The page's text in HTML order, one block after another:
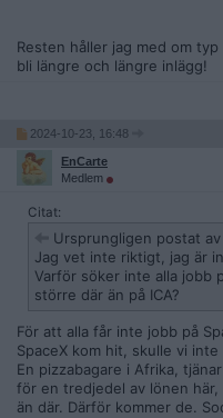
Resten håller jag med om
bli längre och längre inlägg!
2024-10-23, 16:48
EnCarte
Medlem
Citat:
Ursprungligen postat av
Jag vet inte riktigt, jag är
Varför söker inte alla jobb
större där än på ICA?
För att alla får inte jobb på
SpaceX kom hit, skulle vi
En pizzabagare i Afrika,
för en tredjedel av lönen
än där. Därför kommer de.